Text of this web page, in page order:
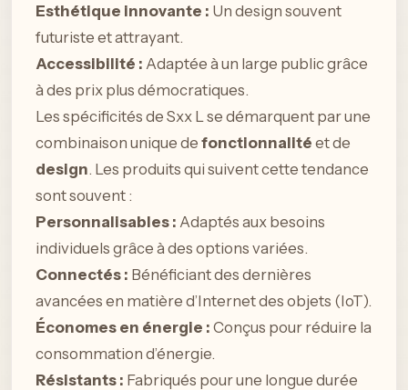
Esthétique innovante : Un design souvent
futuriste et attrayant.
Accessibilité : Adaptée à un large public grâce
à des prix plus démocratiques.
Les spécificités de Sxx L se démarquent par une
combinaison unique de fonctionnalité et de
design. Les produits qui suivent cette tendance
sont souvent :
Personnalisables : Adaptés aux besoins
individuels grâce à des options variées.
Connectés : Bénéficiant des dernières
avancées en matière d’Internet des objets (IoT).
Économes en énergie : Conçus pour réduire la
consommation d’énergie.
Résistants : Fabriqués pour une longue durée